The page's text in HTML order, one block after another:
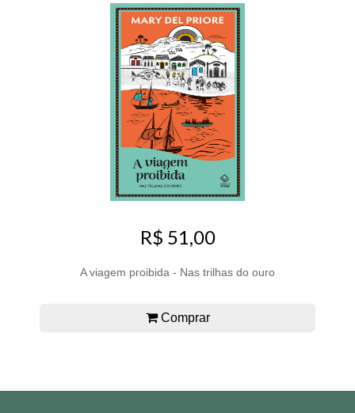
R$ 51,00
A viagem proibida - Nas trilhas do ouro
Comprar